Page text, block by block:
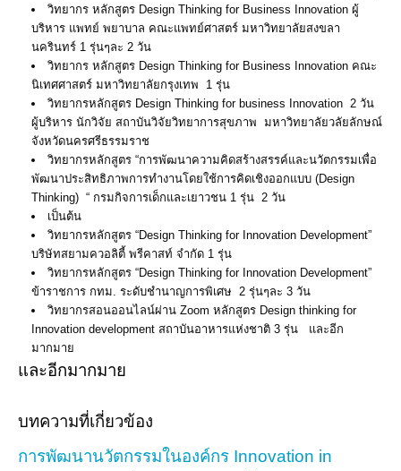
วิทยากร หลักสูตร Design Thinking for Business Innovation ผู้
บริหาร แพทย์ พยาบาล คณะแพทย์ศาสตร์ มหาวิทยาลัยสงขลา
นครินทร์ 1 รุ่นๆละ 2 วัน
วิทยากร หลักสูตร Design Thinking for Business Innovation คณะ
นิเทศศาสตร์ มหาวิทยาลัยกรุงเทพ 1 รุ่น
วิทยากรหลักสูตร Design Thinking for business Innovation 2 วัน
ผู้บริหาร นักวิจัย สถาบันวิจัยวิทยาการสุขภาพ มหาวิทยาลัยวลัยลักษณ์
จังหวัดนครศรีธรรมราช
วิทยากรหลักสูตร “การพัฒนาความคิดสร้างสรรค์และนวัตกรรมเพื่อ
พัฒนาประสิทธิภาพการทำงานโดยใช้การคิดเชิงออกแบบ (Design
Thinking) “ กรมกิจการเด็กและเยาวชน 1 รุ่น 2 วัน
เป็นต้น
วิทยากรหลักสูตร “Design Thinking for Innovation Development”
บริษัทสยามควอลิตี้ พรีคาสท์ จำกัด 1 รุ่น
วิทยากรหลักสูตร “Design Thinking for Innovation Development”
ข้าราชการ กทม. ระดับชำนาญการพิเศษ 2 รุ่นๆละ 3 วัน
วิทยากรสอนออนไลน์ผ่าน Zoom หลักสูตร Design thinking for
Innovation development สถาบันอาหารแห่งชาติ 3 รุ่น และอีก
มากมาย
และอีกมากมาย
บทความที่เกี่ยวข้อง
การพัฒนานวัตกรรมในองค์กร Innovation in